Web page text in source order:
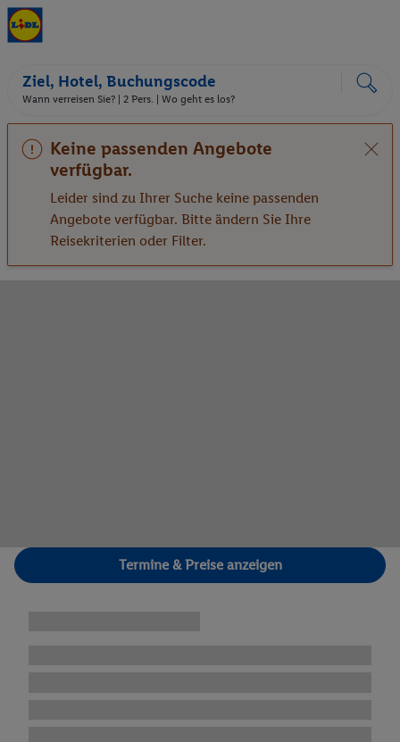
Ziel, Hotel, Buchungscode
Wann verreisen Sie? | 2 Pers. | Wo geht es los?
Keine passenden Angebote
verfügbar.
Leider sind zu Ihrer Suche keine passenden
Angebote verfügbar. Bitte ändern Sie Ihre
Reisekriterien oder Filter.
Termine & Preise anzeigen